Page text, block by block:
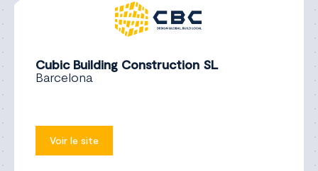
Cubic Building Construction SL
Barcelona
Voir le site